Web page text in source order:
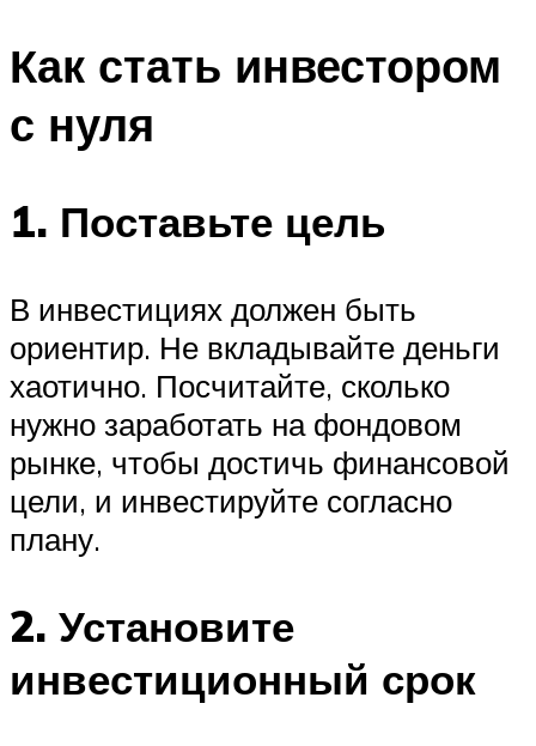
Как стать инвестором
с нуля
1. Поставьте цель
В инвестициях должен быть
ориентир. Не вкладывайте деньги
хаотично. Посчитайте, сколько
нужно заработать на фондовом
рынке, чтобы достичь финансовой
цели, и инвестируйте согласно
плану.
2. Установите
инвестиционный срок